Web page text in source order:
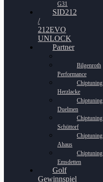
G31
SID212
/
212EVO
UNLOCK
Partner
Bilgenroth
Performance
Chiptuning
Herzlacke
Chiptuning
Duelmen
Chiptuning
Schüttorf
Chiptuning
Ahaus
Chiptuning
Emsdetten
Golf
Gewinnspiel